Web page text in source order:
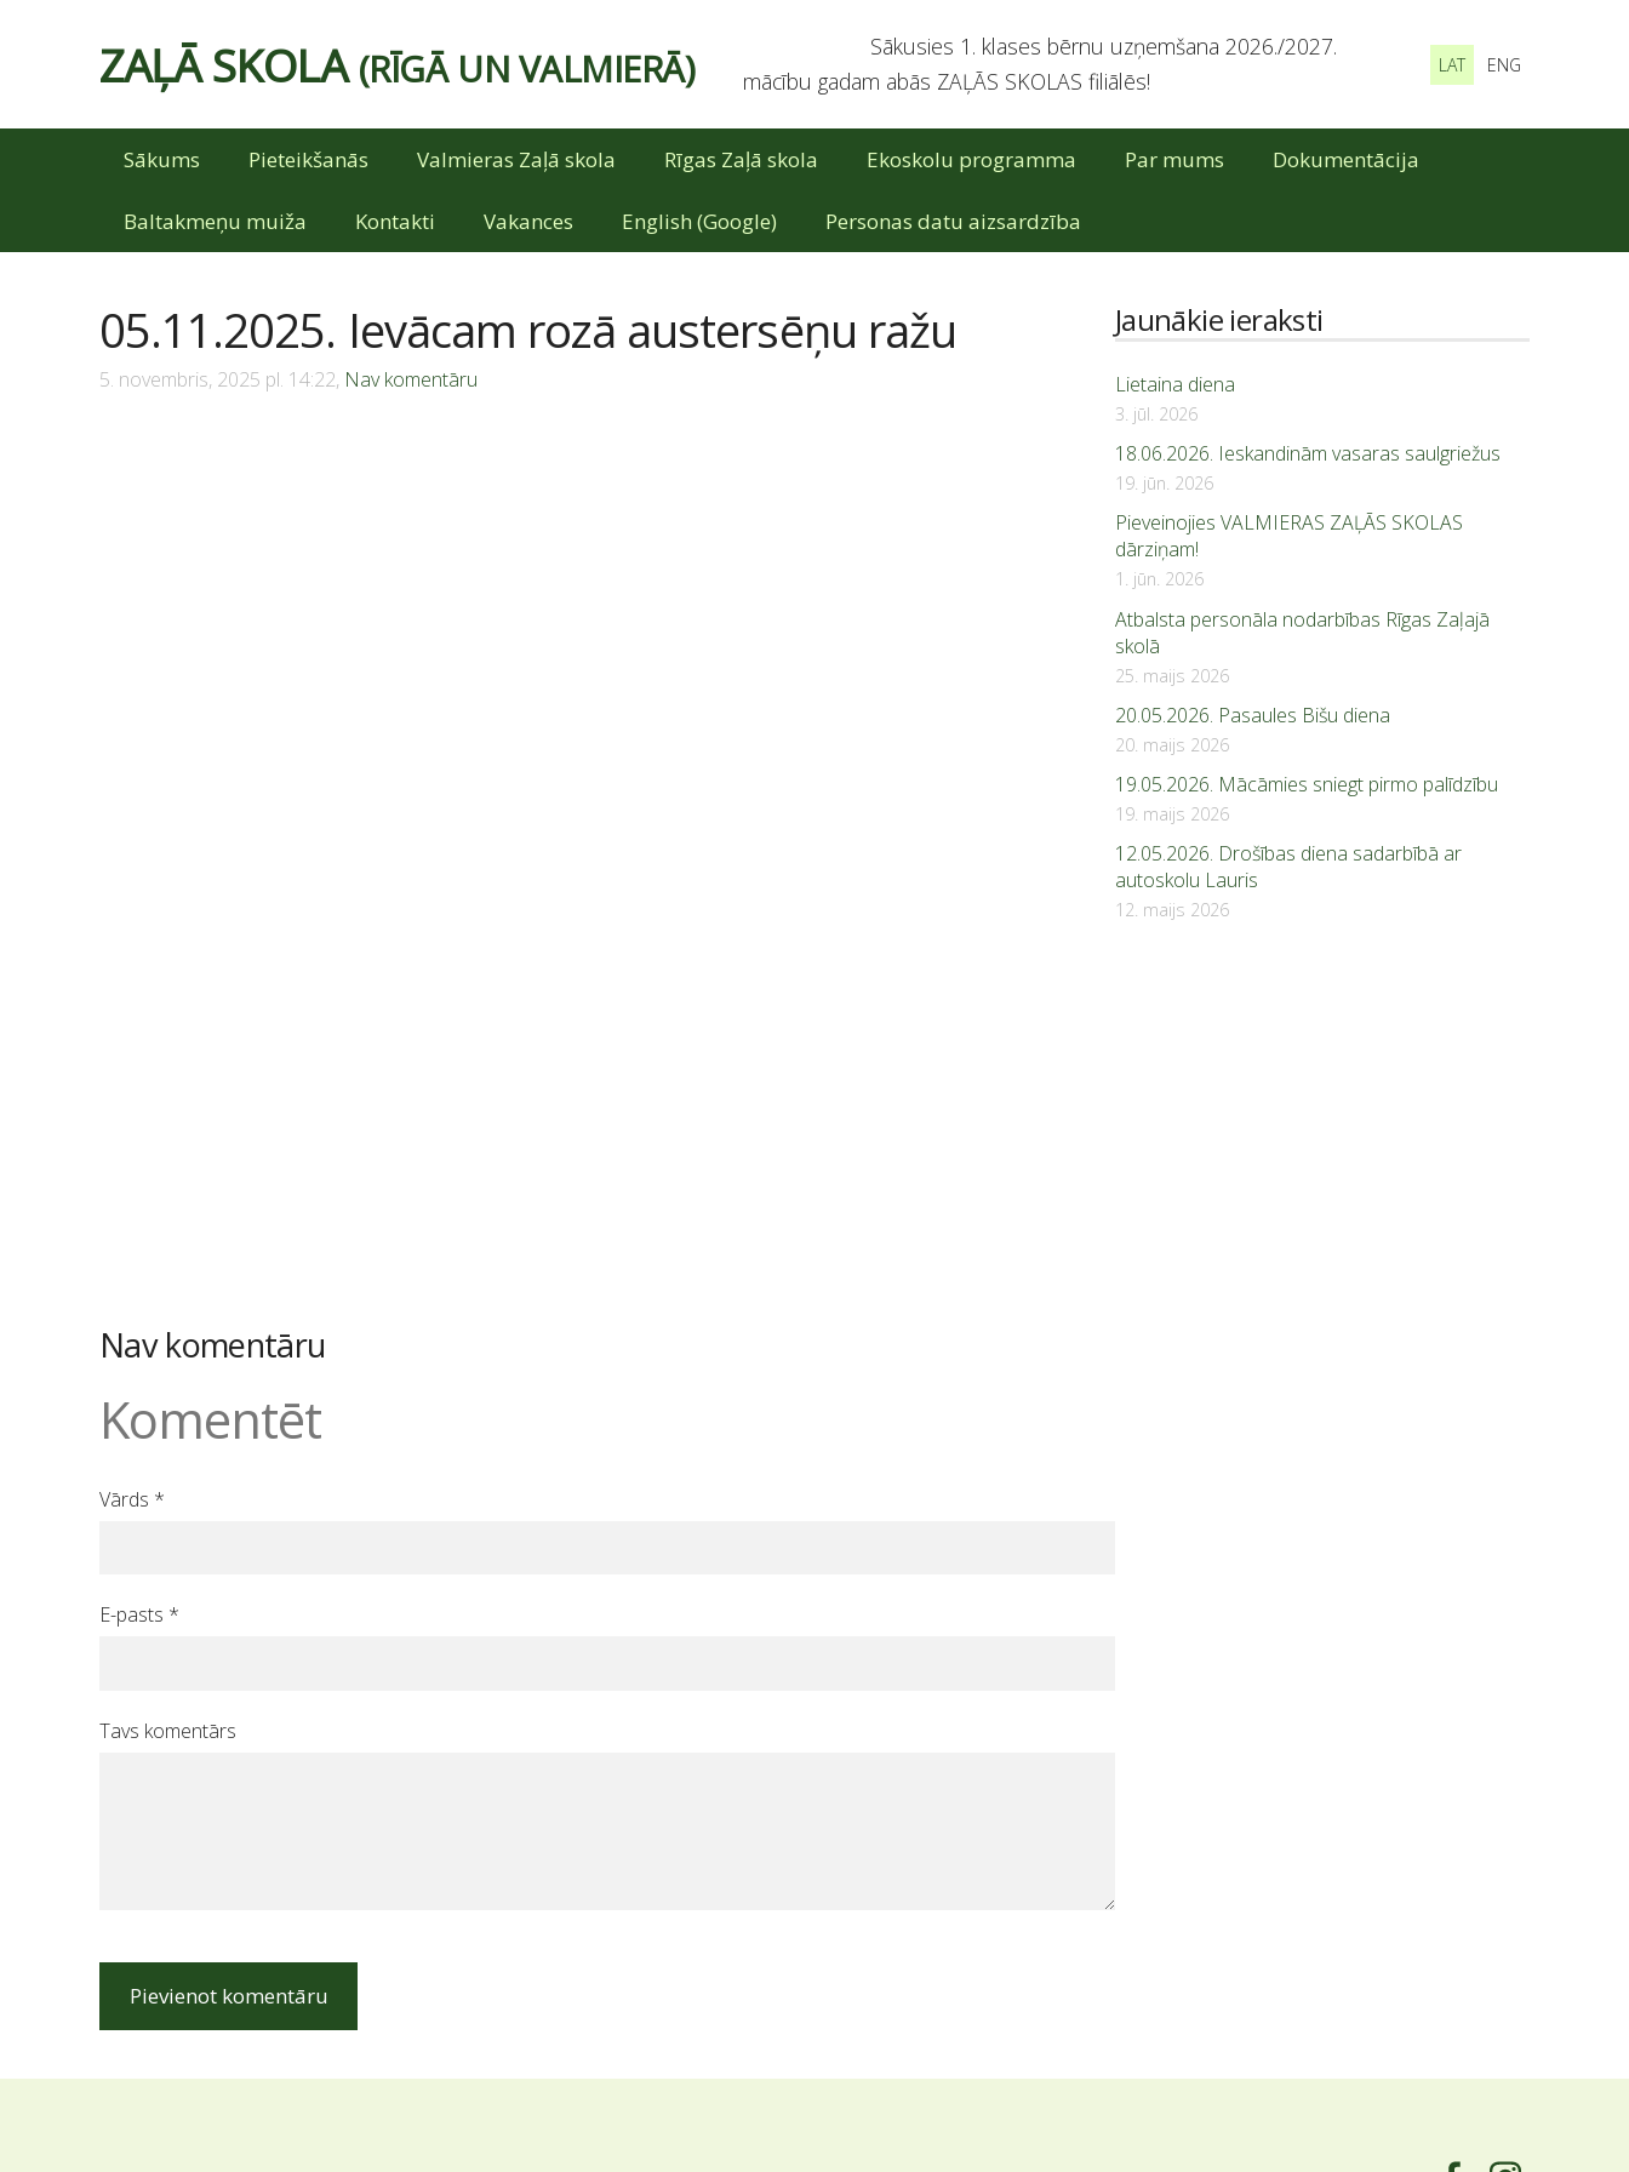
ZAĻĀ SKOLA(RĪGĀ UN VALMIERĀ)
Sākusies 1. klases bērnu uzņemšana 2026./2027.
mācību gadam abās ZAĻĀS SKOLAS filiālēs!
LAT ENG
Sākums Pieteikšanās Valmieras Zaļā skola Rīgas Zaļā skola Ekoskolu programma Par mums Dokumentācija
Baltakmeņu muiža Kontakti Vakances English (Google) Personas datu aizsardzība
Jaunākie ieraksti
Lietaina diena
3. jūl. 2026
18.06.2026. Ieskandinām vasaras saulgriežus
19. jūn. 2026
Pieveinojies VALMIERAS ZAĻĀS SKOLAS
dārziņam!
1. jūn. 2026
Atbalsta personāla nodarbības Rīgas Zaļajā
skolā
25. maijs 2026
20.05.2026. Pasaules Bišu diena
20. maijs 2026
19.05.2026. Mācāmies sniegt pirmo palīdzību
19. maijs 2026
12.05.2026. Drošības diena sadarbībā ar
autoskolu Lauris
12. maijs 2026
05.11.2025. Ievācam rozā austersēņu ražu
5. novembris, 2025 pl. 14:22, Nav komentāru
Nav komentāru
Komentēt
Vārds *
E-pasts *
Tavs komentārs